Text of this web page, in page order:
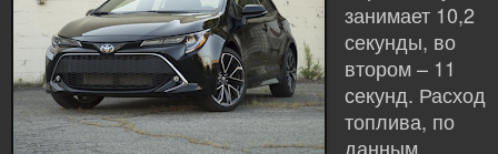
занимает 10,2
секунды, во
втором – 11
секунд. Расход
топлива, по
данным